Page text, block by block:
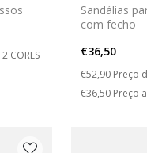
2 CORES
Sandálias
com fecho
€36,50
Price reduced
€52,90 to
Preço
€36,50Preço